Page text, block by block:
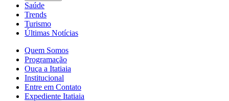
Saúde
Trends
Turismo
Últimas Notícias
Quem Somos
Programação
Ouça a Itatiaia
Institucional
Entre em Contato
Expediente Itatiaia